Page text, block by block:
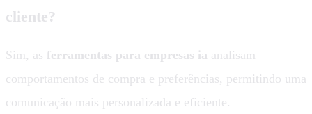
cliente?
Sim, as ferramentas para empresas ia analisam
comportamentos de compra e preferências, permitindo uma
comunicação mais personalizada e eficiente.